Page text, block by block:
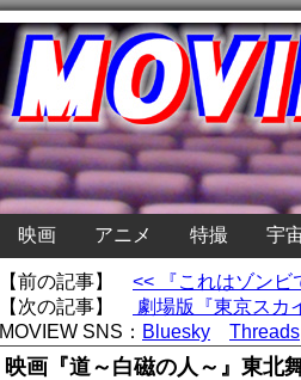
映画 アニメ 特撮 宇
【前の記事】 << 『これはゾンビ
【次の記事】
劇場版『東京スカ
MOVIEW SNS： Bluesky Threads
映画『道～白磁の人～』東北